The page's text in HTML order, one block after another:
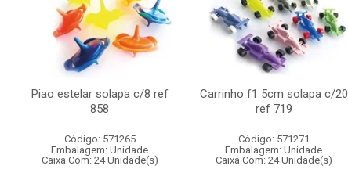
Piao estelar solapa c/8 ref
858
Código: 571265
Embalagem: Unidade
Caixa Com: 24 Unidade(s)
Carrinho f1 5cm solapa c/20
ref 719
Código: 571271
Embalagem: Unidade
Caixa Com: 24 Unidade(s)